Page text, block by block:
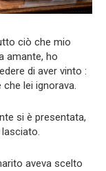
ciò che mio
amante, ho
di aver vinto :
lei ignorava.
si è presentata,
aveva scelto